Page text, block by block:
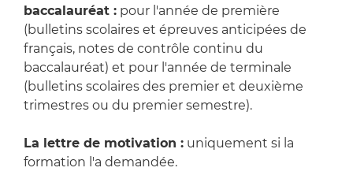
baccalauréat : pour l'année de première
(bulletins scolaires et épreuves anticipées de
français, notes de contrôle continu du
baccalauréat) et pour l'année de terminale
(bulletins scolaires des premier et deuxième
trimestres ou du premier semestre).
La lettre de motivation : uniquement si la
formation l'a demandée.